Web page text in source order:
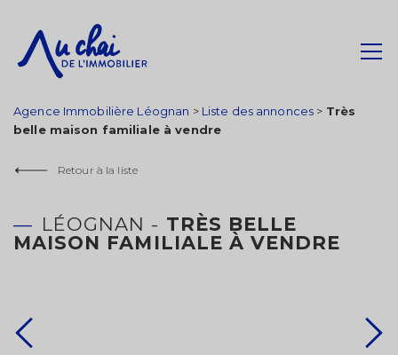
Agence Immobilière Léognan > Liste des annonces > Très
belle maison familiale à vendre
Retour à la liste
LÉOGNAN - TRÈS BELLE
MAISON FAMILIALE À VENDRE